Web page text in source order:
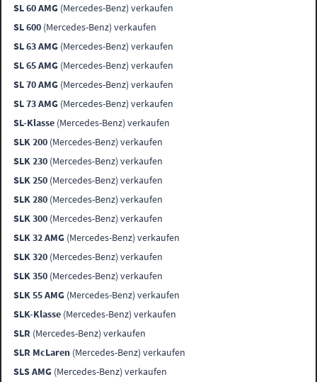
SL 60 AMG (Mercedes-Benz) verkaufen
SL 600 (Mercedes-Benz) verkaufen
SL 63 AMG (Mercedes-Benz) verkaufen
SL 65 AMG (Mercedes-Benz) verkaufen
SL 70 AMG (Mercedes-Benz) verkaufen
SL 73 AMG (Mercedes-Benz) verkaufen
SL-Klasse (Mercedes-Benz) verkaufen
SLK 200 (Mercedes-Benz) verkaufen
SLK 230 (Mercedes-Benz) verkaufen
SLK 250 (Mercedes-Benz) verkaufen
SLK 280 (Mercedes-Benz) verkaufen
SLK 300 (Mercedes-Benz) verkaufen
SLK 32 AMG (Mercedes-Benz) verkaufen
SLK 320 (Mercedes-Benz) verkaufen
SLK 350 (Mercedes-Benz) verkaufen
SLK 55 AMG (Mercedes-Benz) verkaufen
SLK-Klasse (Mercedes-Benz) verkaufen
SLR (Mercedes-Benz) verkaufen
SLR McLaren (Mercedes-Benz) verkaufen
SLS AMG (Mercedes-Benz) verkaufen